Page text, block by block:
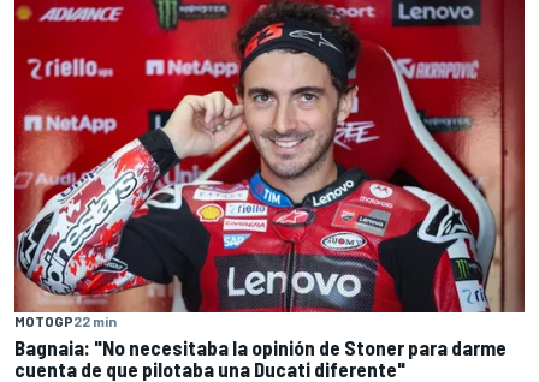
MOTOGP22 min
Bagnaia: "No necesitaba la opinión de Stoner para darme
cuenta de que pilotaba una Ducati diferente"